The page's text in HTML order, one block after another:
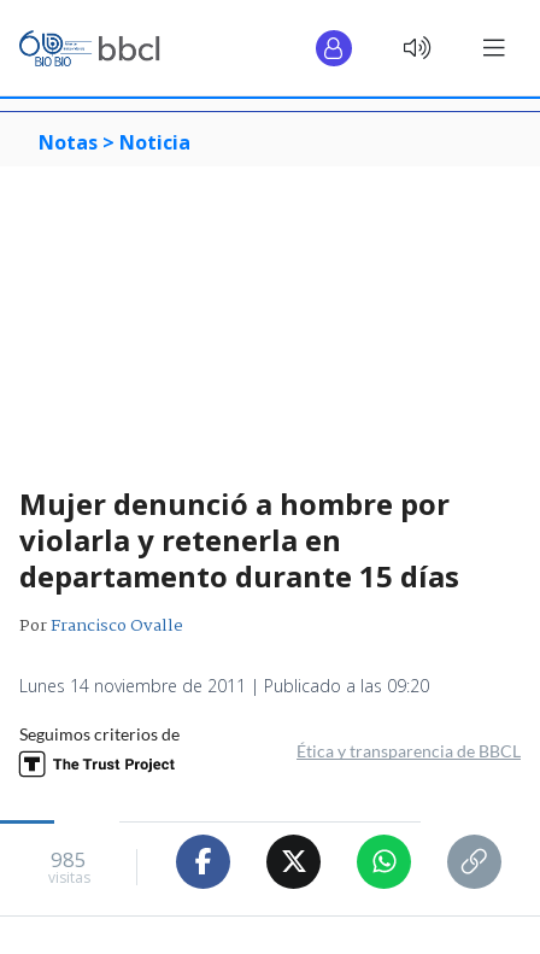
Notas > Noticia
Mujer denunció a hombre por
violarla y retenerla en
departamento durante 15 días
PorFrancisco Ovalle
Lunes 14 noviembre de 2011 | Publicado a las 09:20
Seguimos criterios de
Ética y transparencia de BBCL
985
visitas